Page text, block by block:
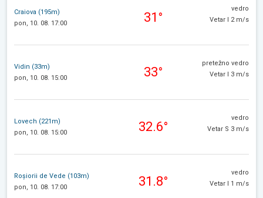
Craiova (195m)
pon, 10. 08. 17:00
31°
vedro
Vetar I 2 m/s
Vidin (33m)
pon, 10. 08. 15:00
33°
pretežno vedro
Vetar I 3 m/s
Lovech (221m)
pon, 10. 08. 15:00
32.6°
vedro
Vetar S 3 m/s
Roșiorii de Vede (103m)
pon, 10. 08. 17:00
31.8°
vedro
Vetar I 1 m/s